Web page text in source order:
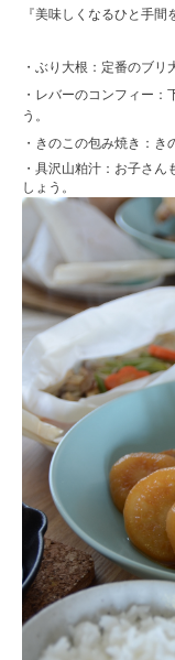
『美味しくなるひと手
・ぶり大根：定番のブリ
・レバーのコンフィー
う。
・きのこの包み焼き：き
・具沢山粕汁：お子さ
しょう。